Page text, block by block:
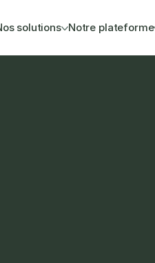
solutions Notre plateforme